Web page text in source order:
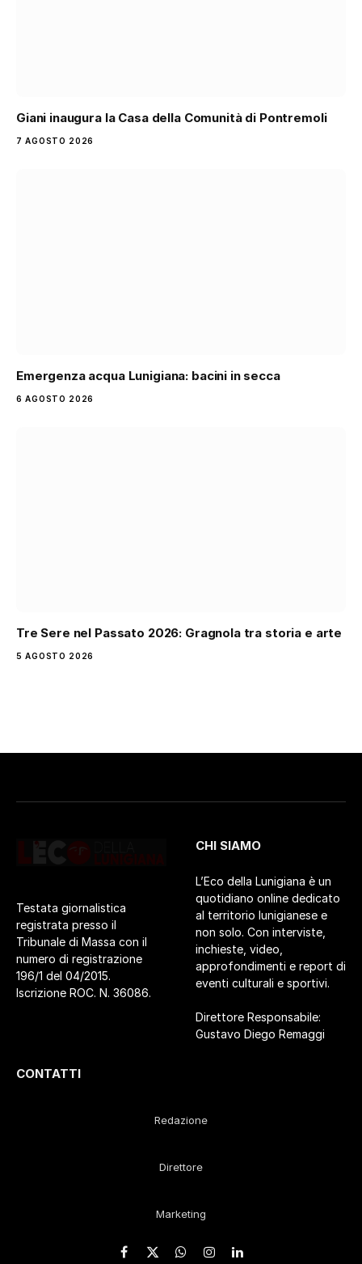
Giani inaugura la Casa della Comunità di Pontremoli
7 AGOSTO 2026
Emergenza acqua Lunigiana: bacini in secca
6 AGOSTO 2026
Tre Sere nel Passato 2026: Gragnola tra storia e arte
5 AGOSTO 2026
Testata giornalistica
registrata presso il
Tribunale di Massa con il
numero di registrazione
196/1 del 04/2015.
Iscrizione ROC. N. 36086.
CHI SIAMO
L’Eco della Lunigiana è un
quotidiano online dedicato
al territorio lunigianese e
non solo. Con interviste,
inchieste, video,
approfondimenti e report di
eventi culturali e sportivi.
Direttore Responsabile:
Gustavo Diego Remaggi
CONTATTI
Redazione
Direttore
Marketing